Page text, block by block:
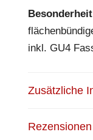
inkl. GU4
Zusätzliche